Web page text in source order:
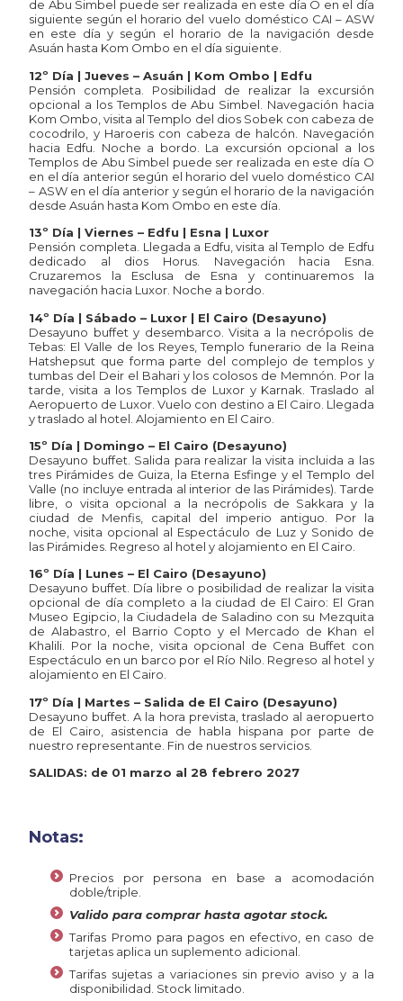
de Abu Simbel puede ser realizada en este día O en el día
siguiente según el horario del vuelo doméstico CAI – ASW
en este día y según el horario de la navigación desde
Asuán hasta Kom Ombo en el día siguiente.
12º Día | Jueves – Asuán | Kom Ombo | Edfu
Pensión completa. Posibilidad de realizar la excursión
opcional a los Templos de Abu Simbel. Navegación hacia
Kom Ombo, visita al Templo del dios Sobek con cabeza de
cocodrilo, y Haroeris con cabeza de halcón. Navegación
hacia Edfu. Noche a bordo. La excursión opcional a los
Templos de Abu Simbel puede ser realizada en este día O
en el día anterior según el horario del vuelo doméstico CAI
– ASW en el día anterior y según el horario de la navigación
desde Asuán hasta Kom Ombo en este día.
13º Día | Viernes – Edfu | Esna | Luxor
Pensión completa. Llegada a Edfu, visita al Templo de Edfu
dedicado al dios Horus. Navegación hacia Esna.
Cruzaremos la Esclusa de Esna y continuaremos la
navegación hacia Luxor. Noche a bordo.
14º Día | Sábado – Luxor | El Cairo (Desayuno)
Desayuno buffet y desembarco. Visita a la necrópolis de
Tebas: El Valle de los Reyes, Templo funerario de la Reina
Hatshepsut que forma parte del complejo de templos y
tumbas del Deir el Bahari y los colosos de Memnón. Por la
tarde, visita a los Templos de Luxor y Karnak. Traslado al
Aeropuerto de Luxor. Vuelo con destino a El Cairo. Llegada
y traslado al hotel. Alojamiento en El Cairo.
15º Día | Domingo – El Cairo (Desayuno)
Desayuno buffet. Salida para realizar la visita incluida a las
tres Pirámides de Guiza, la Eterna Esfinge y el Templo del
Valle (no incluye entrada al interior de las Pirámides). Tarde
libre, o visita opcional a la necrópolis de Sakkara y la
ciudad de Menfis, capital del imperio antiguo. Por la
noche, visita opcional al Espectáculo de Luz y Sonido de
las Pirámides. Regreso al hotel y alojamiento en El Cairo.
16º Día | Lunes – El Cairo (Desayuno)
Desayuno buffet. Día libre o posibilidad de realizar la visita
opcional de día completo a la ciudad de El Cairo: El Gran
Museo Egipcio, la Ciudadela de Saladino con su Mezquita
de Alabastro, el Barrio Copto y el Mercado de Khan el
Khalili. Por la noche, visita opcional de Cena Buffet con
Espectáculo en un barco por el Río Nilo. Regreso al hotel y
alojamiento en El Cairo.
17º Día | Martes – Salida de El Cairo (Desayuno)
Desayuno buffet. A la hora prevista, traslado al aeropuerto
de El Cairo, asistencia de habla hispana por parte de
nuestro representante. Fin de nuestros servicios.
SALIDAS: de 01 marzo al 28 febrero 2027
Notas:
Precios por persona en base a acomodación
doble/triple.
Valido para comprar hasta agotar stock.
Tarifas Promo para pagos en efectivo, en caso de
tarjetas aplica un suplemento adicional.
Tarifas sujetas a variaciones sin previo aviso y a la
disponibilidad. Stock limitado.